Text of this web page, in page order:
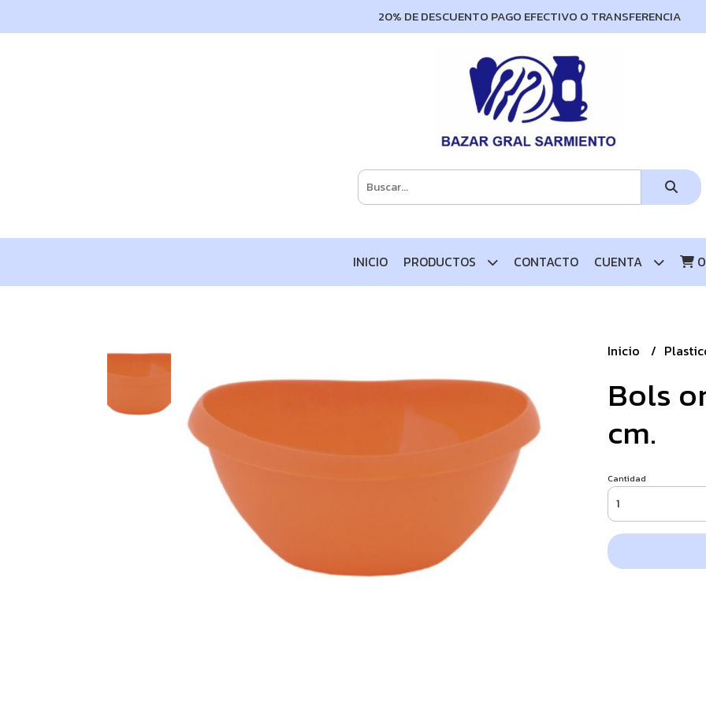
20% DE DESCUENTO PAGO EFECTIVO O TRANSFERENCIA
INICIO PRODUCTOS CONTACTO CUENTA 0
Inicio
Bols
cm.
Cantidad